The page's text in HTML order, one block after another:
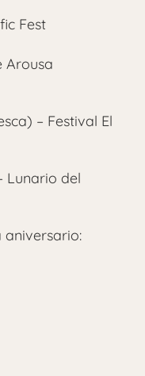
Fest
Arousa
– Festival El
Lunario del
aniversario: